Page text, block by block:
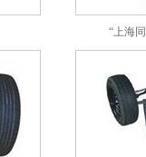
“上海